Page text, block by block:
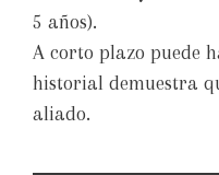
5 años).
A corto plazo puede
historial demuestra
aliado.